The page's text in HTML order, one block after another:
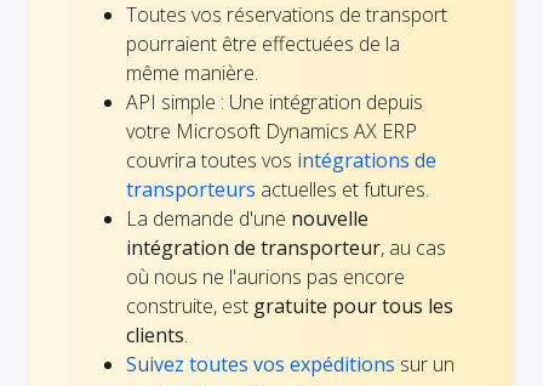
Toutes vos réservations de transport
pourraient être effectuées de la
même manière.
API simple : Une intégration depuis
votre Microsoft Dynamics AX ERP
couvrira toutes vos intégrations de
transporteurs actuelles et futures.
La demande d'une nouvelle
intégration de transporteur, au cas
où nous ne l'aurions pas encore
construite, est gratuite pour tous les
clients.
Suivez toutes vos expéditions sur un